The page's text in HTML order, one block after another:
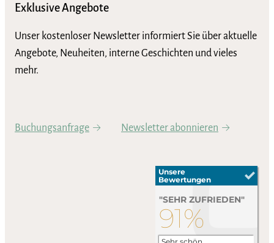
Exklusive Angebote
Unser kostenloser Newsletter informiert Sie über aktuelle
Angebote, Neuheiten, interne Geschichten und vieles
mehr.
Buchungsanfrage Newsletter abonnieren